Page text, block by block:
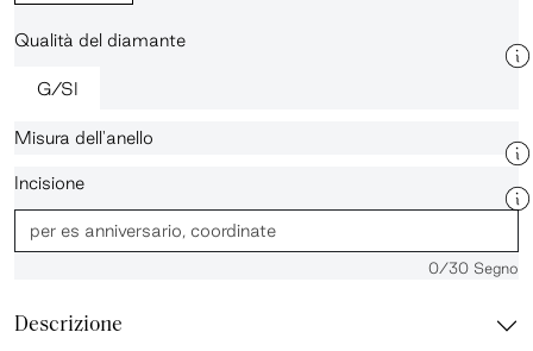
Qualità del diamante
G/SI
Misura dell'anello
Incisione
0/30 Segno
Descrizione